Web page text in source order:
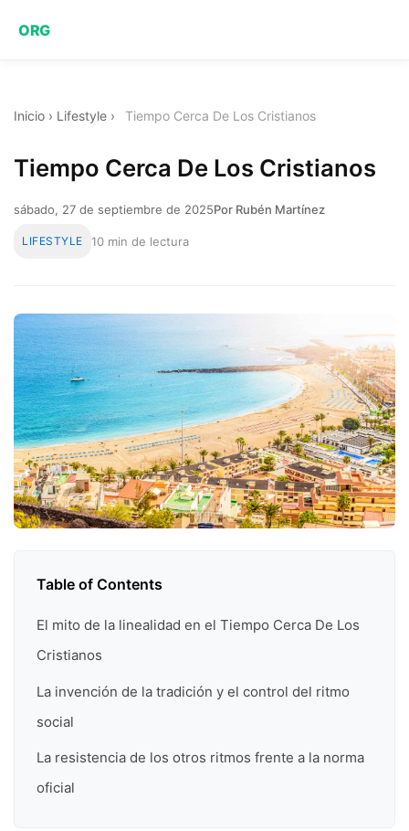
ORG
Inicio › Lifestyle › Tiempo Cerca De Los Cristianos
Tiempo Cerca De Los Cristianos
sábado, 27 de septiembre de 2025Por Rubén Martínez
LIFESTYLE 10 min de lectura
Table of Contents
El mito de la linealidad en el Tiempo Cerca De Los
Cristianos
La invención de la tradición y el control del ritmo
social
La resistencia de los otros ritmos frente a la norma
oficial